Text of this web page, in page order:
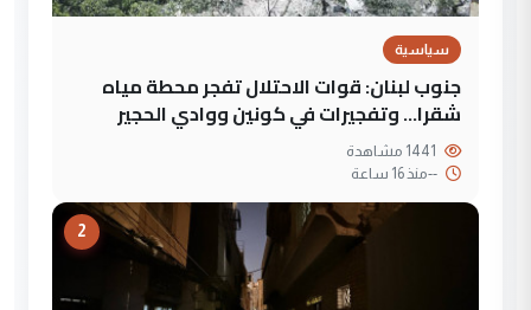
سياسية
جنوب لبنان: قوات الاحتلال تفجر محطة مياه
شقرا… وتفجيرات في كونين ووادي الحجير
--منذ 16 ساعة
2